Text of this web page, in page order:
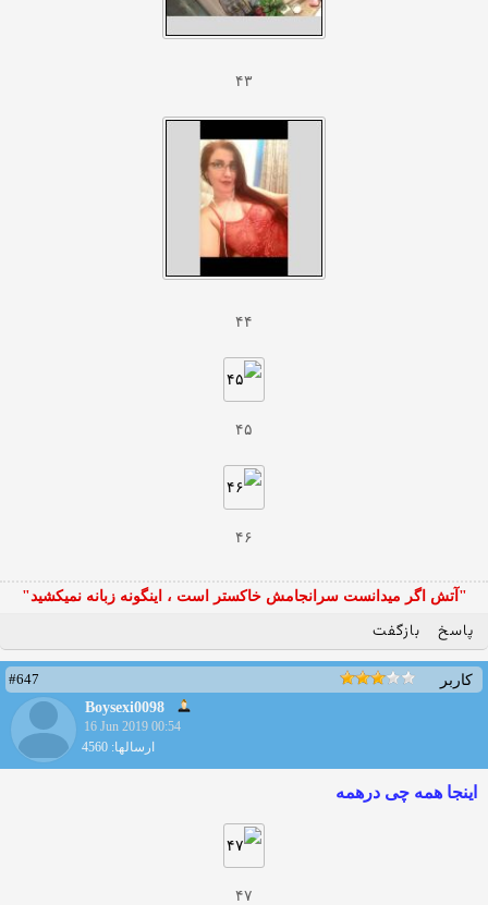
۴۳
۴۴
۴۵
۴۶
"آتش اگر ميدانست سرانجامش خاكستر است ، اينگونه زبانه نميكشيد"
پاسخ بازگفت
کاربر
#647
Boysexi0098
16 Jun 2019 00:54
ارسالها: 4560
اینجا همه چی درهمه
۴۷